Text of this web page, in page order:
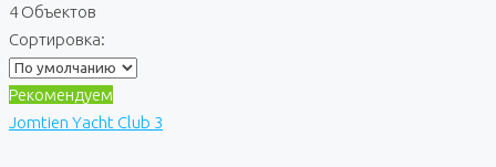
4 Объектов
Сортировка:
Рекомендуем
Jomtien Yacht Club 3